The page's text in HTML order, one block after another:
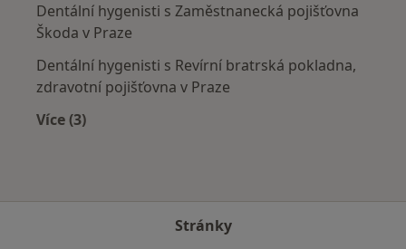
Dentální hygenisti s Zaměstnanecká pojišťovna
Škoda v Praze
Dentální hygenisti s Revírní bratrská pokladna,
zdravotní pojišťovna v Praze
Více (3)
Stránky